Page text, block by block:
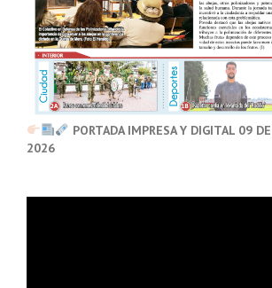
PORTADA IMPRESA Y DIGITAL 09
2026